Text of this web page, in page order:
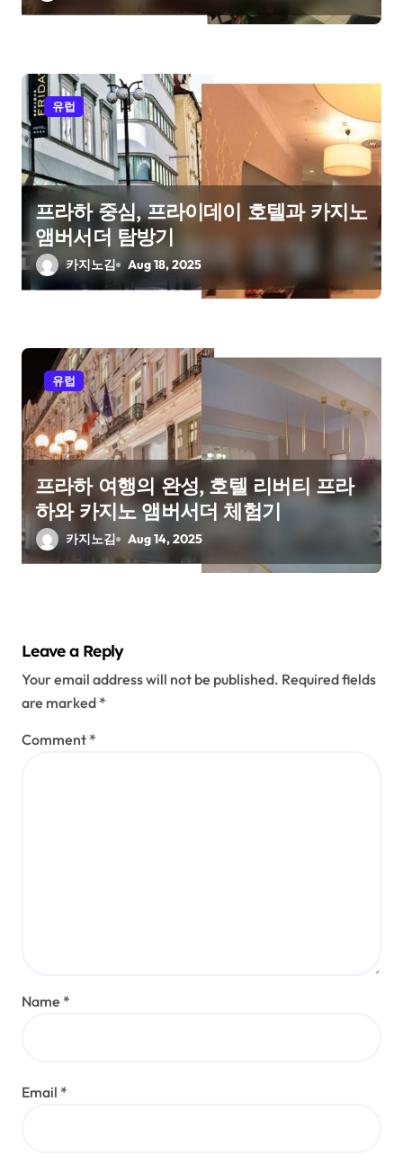
유럽
프라하 중심, 프라이데이 호텔과 카지노
앰버서더 탐방기
카지노김 Aug 18, 2025
유럽
프라하 여행의 완성, 호텔 리버티 프라
하와 카지노 앰버서더 체험기
카지노김 Aug 14, 2025
Leave a Reply
Your email address will not be published. Required fields
are marked *
Comment *
Name *
Email *